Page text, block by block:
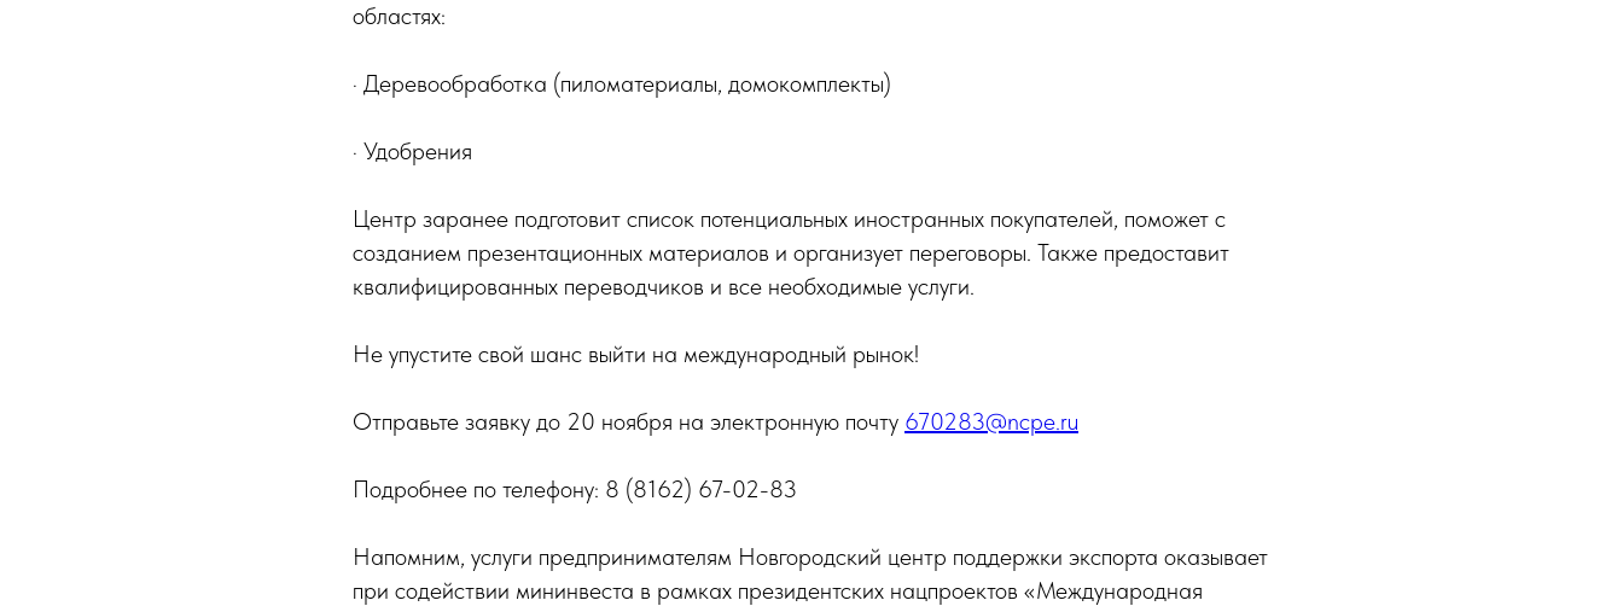
областях:
· Деревообработка (пиломатериалы, домокомплекты)
· Удобрения
Центр заранее подготовит список потенциальных иностранных покупателей, поможет с
созданием презентационных материалов и организует переговоры. Также предоставит
квалифицированных переводчиков и все необходимые услуги.
Не упустите свой шанс выйти на международный рынок!
Отправьте заявку до 20 ноября на электронную почту 670283@ncpe.ru
Подробнее по телефону: 8 (8162) 67-02-83
Напомним, услуги предпринимателям Новгородский центр поддержки экспорта оказывает
при содействии мининвеста в рамках президентских нацпроектов «Международная